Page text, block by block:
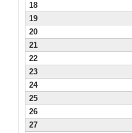
18
19
20
21
22
23
24
25
26
27